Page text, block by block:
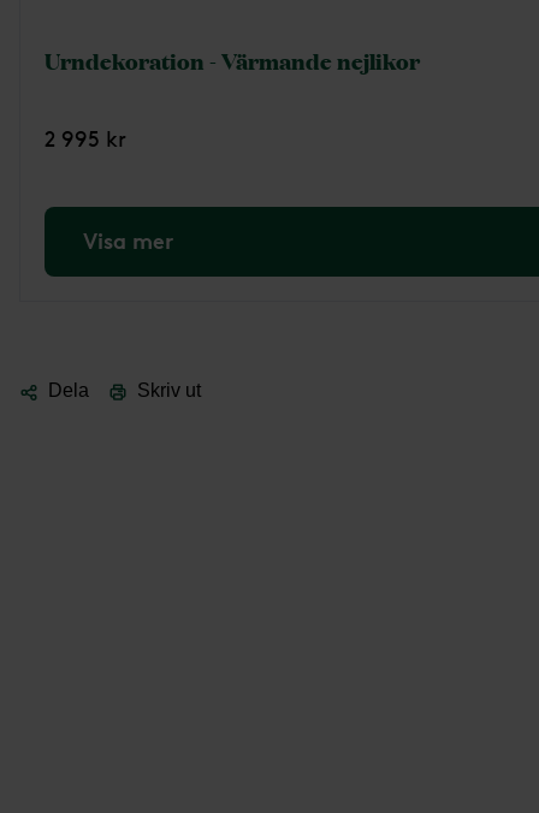
Urndekoration - Värmande nejlikor
2 995 kr
Visa mer
Dela Skriv ut